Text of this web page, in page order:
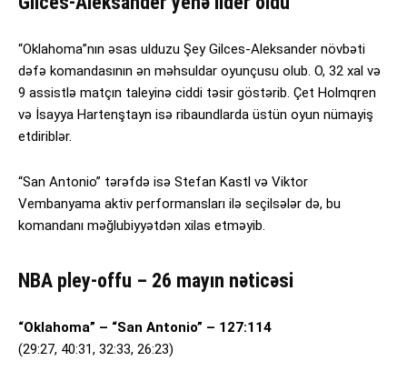
“Oklahoma”nın əsas ulduzu Şey Gilces-Aleksander növbəti
dəfə komandasının ən məhsuldar oyunçusu olub. O, 32 xal və
9 assistlə matçın taleyinə ciddi təsir göstərib. Çet Holmqren
və İsayya Hartenştayn isə ribaundlarda üstün oyun nümayiş
etdiriblər.
“San Antonio” tərəfdə isə Stefan Kastl və Viktor
Vembanyama aktiv performansları ilə seçilsələr də, bu
komandanı məğlubiyyətdən xilas etməyib.
NBA pley-offu – 26 mayın nəticəsi
“Oklahoma” – “San Antonio” – 127:114
(29:27, 40:31, 32:33, 26:23)